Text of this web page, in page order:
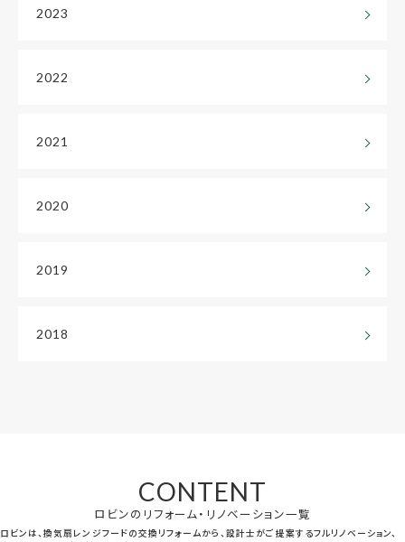
2023
2022
2021
2020
2019
2018
CONTENT
ロビンのリフォーム・リノベーション一覧
ロビンは、換気扇レンジフードの交換リフォームから、設計士がご提案するフルリノベーション、